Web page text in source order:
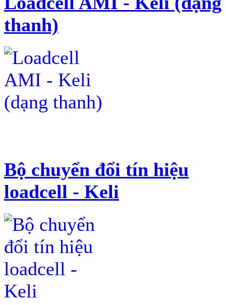
thanh)
Bộ chuyển đổi tín hiệu
loadcell - Keli